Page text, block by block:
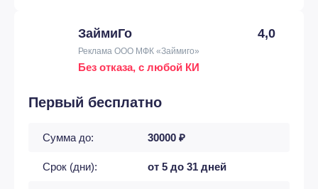
ЗаймиГо 4,0
Реклама ООО МФК «Займиго»
Без отказа, с любой КИ
Первый бесплатно
Сумма до: 30000 ₽
Срок (дни): от 5 до 31 дней